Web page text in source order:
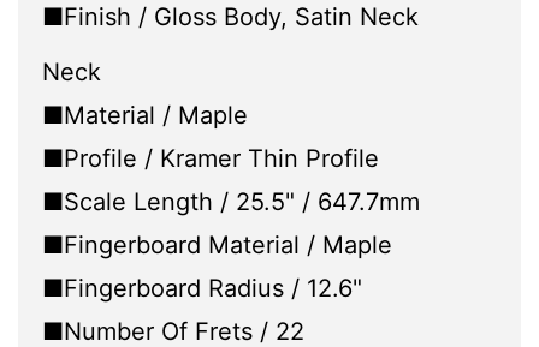
■Finish / Gloss Body, Satin Neck
Neck
■Material / Maple
■Profile / Kramer Thin Profile
■Scale Length / 25.5" / 647.7mm
■Fingerboard Material / Maple
■Fingerboard Radius / 12.6"
■Number Of Frets / 22